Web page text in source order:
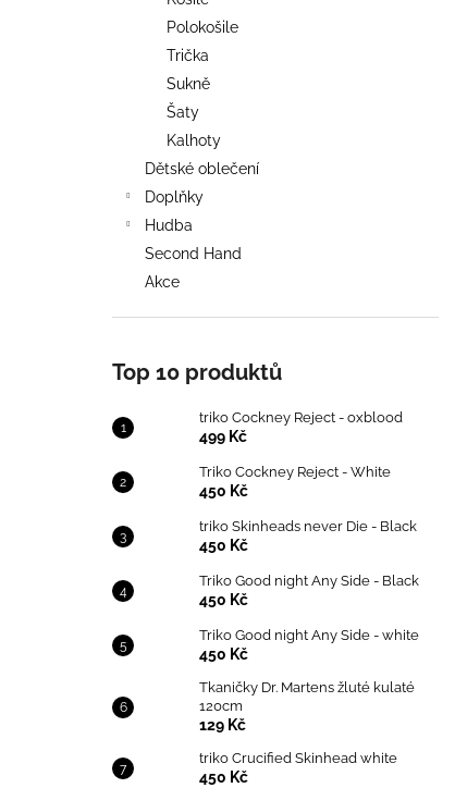
Polokošile
Trička
Sukně
Šaty
Kalhoty
Dětské oblečení
Doplňky
Hudba
Second Hand
Akce
Top 10 produktů
triko Cockney Reject - oxblood
499 Kč
Triko Cockney Reject - White
450 Kč
triko Skinheads never Die - Black
450 Kč
Triko Good night Any Side - Black
450 Kč
Triko Good night Any Side - white
450 Kč
Tkaničky Dr. Martens žluté kulaté
120cm
129 Kč
triko Crucified Skinhead white
450 Kč
TRIKO COCKNEY REJECT - OXBLOOD
499 Kč